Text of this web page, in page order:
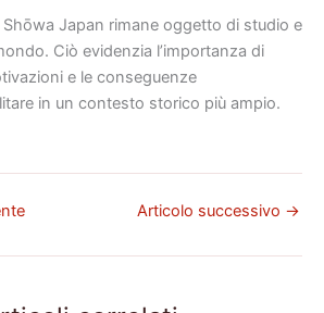
Shōwa Japan rimane oggetto di studio e
Ciò evidenzia l’importanza di
e le conseguenze
in un contesto storico più ampio.
Articolo successivo →